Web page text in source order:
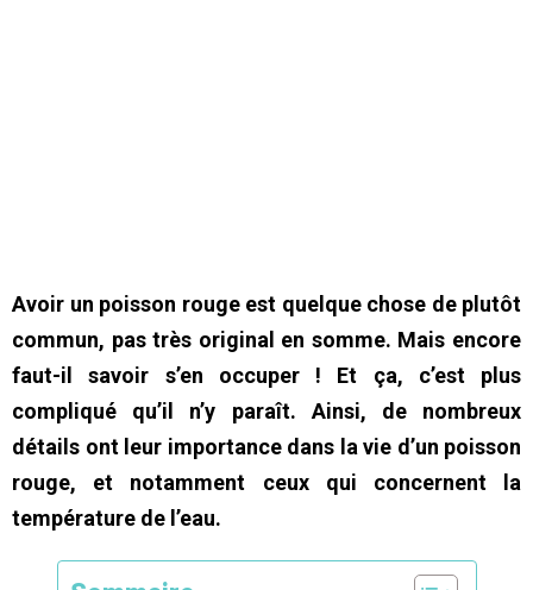
Avoir un poisson rouge est quelque chose de plutôt
commun, pas très original en somme. Mais encore
faut-il savoir s’en occuper ! Et ça, c’est plus
compliqué qu’il n’y paraît. Ainsi, de nombreux
détails ont leur importance dans la vie d’un poisson
rouge, et notamment ceux qui concernent la
température de l’eau.